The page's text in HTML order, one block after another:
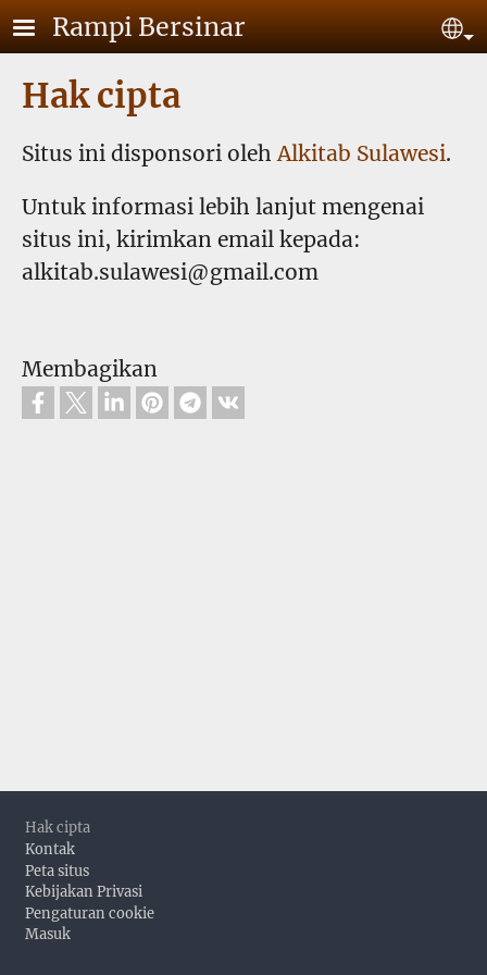
Lompat ke isi utama
Rampi Bersinar
Hak cipta
Situs ini disponsori olehAlkitab Sulawesi.
Untuk informasi lebih lanjut mengenai
situs ini, kirimkan email kepada:
alkitab.sulawesi@gmail.com
Membagikan
Footer
Hak cipta
Kontak
Peta situs
Kebijakan Privasi
Pengaturan cookie
Masuk